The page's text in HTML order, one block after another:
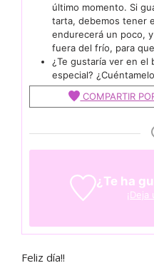
último momento. Si
tarta, debemos tener
endurecerá un poco,
fuera del frío, para
¿Te gustaría ver en el
especial?
COMPARTIR
¿Te ha
Feliz día!!